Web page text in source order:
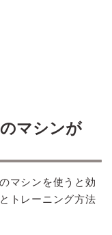
マシンが
マシンを使うと効
トレーニング方法